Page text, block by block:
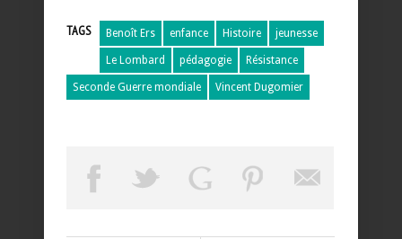
TAGS Benoît Ers enfance Histoire jeunesse
Le Lombard pédagogie Résistance
Seconde Guerre mondiale Vincent Dugomier